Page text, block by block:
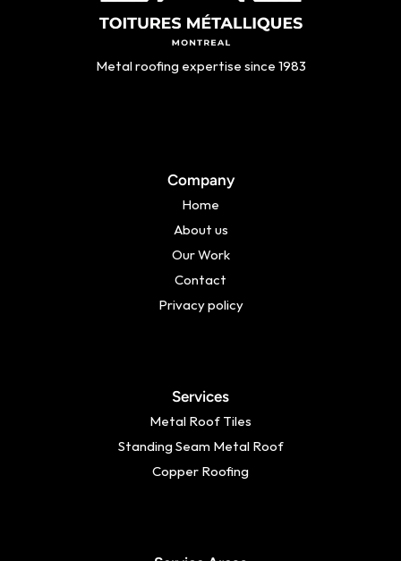
Metal roofing expertise since 1983
Company
Home
About us
Our Work
Contact
Privacy policy
Services
Metal Roof Tiles
Standing Seam Metal Roof
Copper Roofing